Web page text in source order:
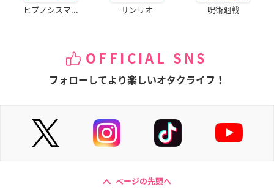
ヒプノシスマ... サンリオ 呪術廻戦
OFFICIAL SNS
フォローしてより楽しいオタクライフ！
ページの先頭へ